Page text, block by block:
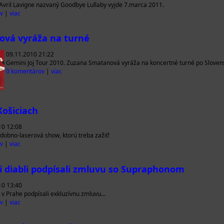
Lavigne nazvaný Goodbye Lullaby vyjde 7.marca 2011.
| viac
vyráža na turné
09.11.2010 21:22
Gemini Joj Tour 2010. Zuzana Smatanová vyráža na koncertné turné po
0 komentárov | viac
12:08
laserová show, ktorú treba zažiť!
viac
diabli podpísali zmluvu so Supraphonom
13:40
Prahe podpísali exkluzívnu zmluvu...
| viac